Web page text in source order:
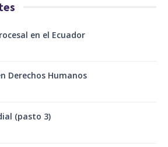
en el Ecuador
Derechos Humanos
(pasto 3)